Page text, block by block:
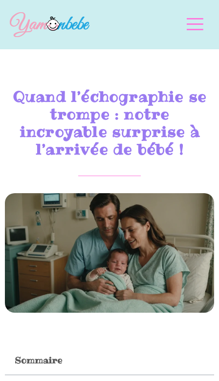
Quand l’échographie se
trompe : notre
incroyable surprise à
l’arrivée de bébé !
Sommaire